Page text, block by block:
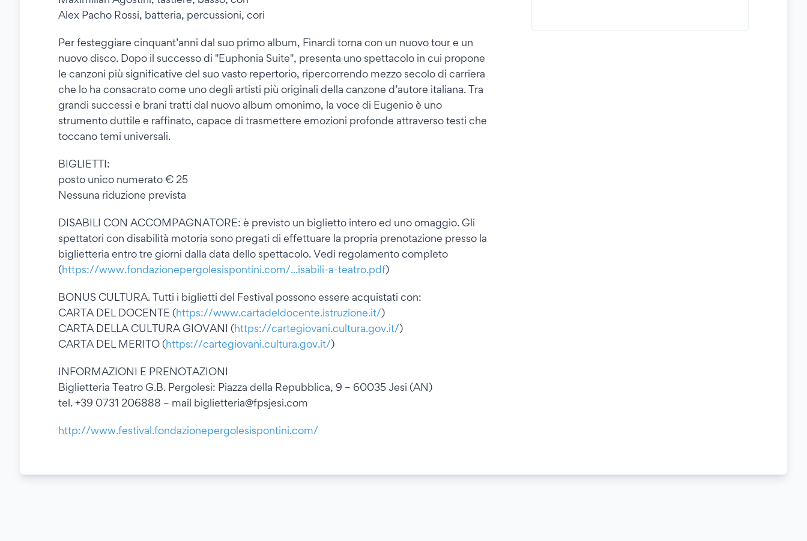
Alex Pacho Rossi, batteria, percussioni, cori
Per festeggiare cinquant’anni dal suo primo album, Finardi torna con un nuovo tour e un
nuovo disco. Dopo il successo di "Euphonia Suite", presenta uno spettacolo in cui propone
le canzoni più significative del suo vasto repertorio, ripercorrendo mezzo secolo di carriera
che lo ha consacrato come uno degli artisti più originali della canzone d’autore italiana. Tra
grandi successi e brani tratti dal nuovo album omonimo, la voce di Eugenio è uno
strumento duttile e raffinato, capace di trasmettere emozioni profonde attraverso testi che
toccano temi universali.
BIGLIETTI:
posto unico numerato € 25
Nessuna riduzione prevista
DISABILI CON ACCOMPAGNATORE: è previsto un biglietto intero ed uno omaggio. Gli
spettatori con disabilità motoria sono pregati di effettuare la propria prenotazione presso la
biglietteria entro tre giorni dalla data dello spettacolo. Vedi regolamento completo
(https://www.fondazionepergolesispontini.com/...isabili-a-teatro.pdf)
BONUS CULTURA. Tutti i biglietti del Festival possono essere acquistati con:
CARTA DEL DOCENTE (https://www.cartadeldocente.istruzione.it/)
CARTA DELLA CULTURA GIOVANI (https://cartegiovani.cultura.gov.it/)
CARTA DEL MERITO (https://cartegiovani.cultura.gov.it/)
INFORMAZIONI E PRENOTAZIONI
Biglietteria Teatro G.B. Pergolesi: Piazza della Repubblica, 9 – 60035 Jesi (AN)
tel. +39 0731 206888 – mail biglietteria@fpsjesi.com
http://www.festival.fondazionepergolesispontini.com/